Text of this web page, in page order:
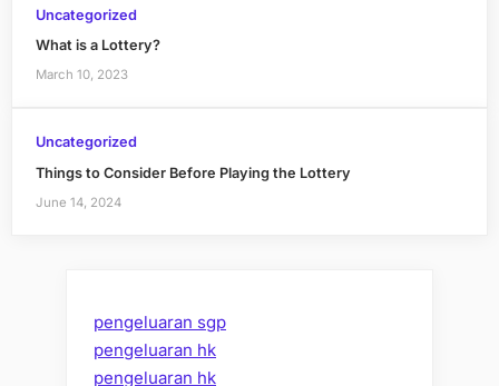
Uncategorized
What is a Lottery?
March 10, 2023
Uncategorized
Things to Consider Before Playing the Lottery
June 14, 2024
pengeluaran sgp
pengeluaran hk
pengeluaran hk